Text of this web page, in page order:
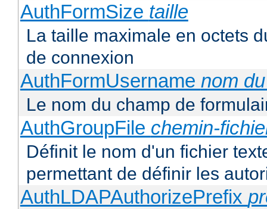
AuthFormSize taille
La taille maximale en octets
de connexion
AuthFormUsername nom
Le nom du champ de
AuthGroupFile chemin-
Définit le nom d'un fichier
permettant de définir les
AuthLDAPAuthorizePrefix